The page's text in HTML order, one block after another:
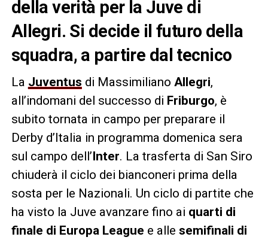
della verità per la Juve di
Allegri. Si decide il futuro della
squadra, a partire dal tecnico
La Juventus di Massimiliano Allegri,
all’indomani del successo di Friburgo, è
subito tornata in campo per preparare il
Derby d’Italia in programma domenica sera
sul campo dell’Inter. La trasferta di San Siro
chiuderà il ciclo dei bianconeri prima della
sosta per le Nazionali. Un ciclo di partite che
ha visto la Juve avanzare fino ai quarti di
finale di Europa League e alle semifinali di